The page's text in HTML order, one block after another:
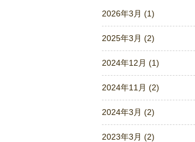
2026年3月 (1)
2025年3月 (2)
2024年12月 (1)
2024年11月 (2)
2024年3月 (2)
2023年3月 (2)